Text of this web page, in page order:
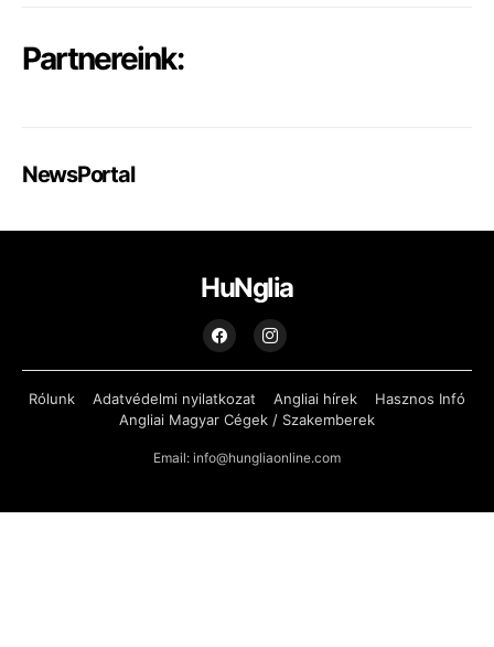
Partnereink:
NewsPortal
HuNglia
Rólunk Adatvédelmi nyilatkozat Angliai hírek
Hasznos Infó
Angliai Magyar Cégek / Szakemberek
Email: info@hungliaonline.com